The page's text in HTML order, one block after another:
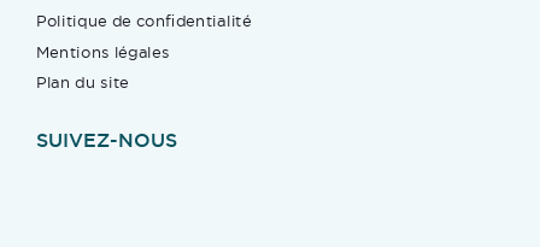
Politique de confidentialité
Mentions légales
Plan du site
SUIVEZ-NOUS